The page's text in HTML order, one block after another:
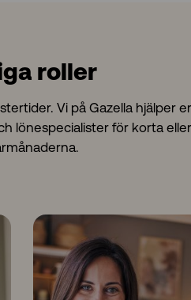
roller
Vi på Gazella hjälper
lönespecialister för korta